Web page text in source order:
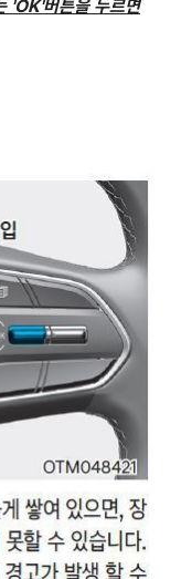
'OK'버튼을 누르면